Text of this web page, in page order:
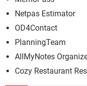
Netpas Estimator
OD4Contact
PlanningTeam
AllMyNotes
Cozy Restaurant